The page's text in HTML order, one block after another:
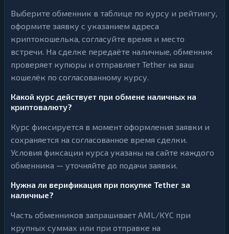
Выберите обменник в таблице по курсу и рейтингу,
оформите заявку с указанием адреса
криптокошелька, согласуйте время и место
встречи. На сделке передаёте наличные, обменник
проверяет купюры и отправляет Tether на ваш
кошелёк по согласованному курсу.
Какой курс действует при обмене наличных на
криптовалюту?
Курс фиксируется в момент оформления заявки и
сохраняется на согласованное время сделки.
Условия фиксации курса указаны на сайте каждого
обменника — уточняйте до подачи заявки.
Нужна ли верификация при покупке Tether за
наличные?
Часть обменников запрашивает AML/KYC при
крупных суммах или при отправке на